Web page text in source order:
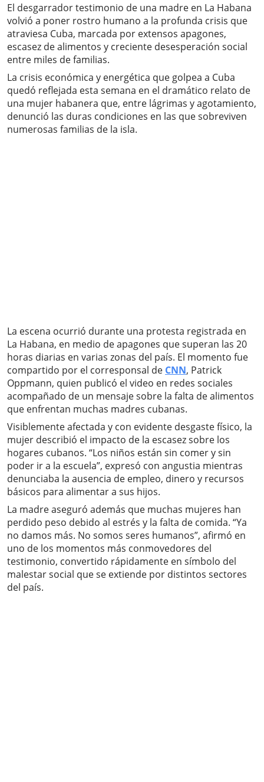
El desgarrador testimonio de una madre en La Habana
volvió a poner rostro humano a la profunda crisis que
atraviesa Cuba, marcada por extensos apagones,
escasez de alimentos y creciente desesperación social
entre miles de familias.
La crisis económica y energética que golpea a Cuba
quedó reflejada esta semana en el dramático relato de
una mujer habanera que, entre lágrimas y agotamiento,
denunció las duras condiciones en las que sobreviven
numerosas familias de la isla.
La escena ocurrió durante una protesta registrada en
La Habana, en medio de apagones que superan las 20
horas diarias en varias zonas del país. El momento fue
compartido por el corresponsal de CNN, Patrick
Oppmann, quien publicó el video en redes sociales
acompañado de un mensaje sobre la falta de alimentos
que enfrentan muchas madres cubanas.
Visiblemente afectada y con evidente desgaste físico, la
mujer describió el impacto de la escasez sobre los
hogares cubanos. “Los niños están sin comer y sin
poder ir a la escuela”, expresó con angustia mientras
denunciaba la ausencia de empleo, dinero y recursos
básicos para alimentar a sus hijos.
La madre aseguró además que muchas mujeres han
perdido peso debido al estrés y la falta de comida. “Ya
no damos más. No somos seres humanos”, afirmó en
uno de los momentos más conmovedores del
testimonio, convertido rápidamente en símbolo del
malestar social que se extiende por distintos sectores
del país.